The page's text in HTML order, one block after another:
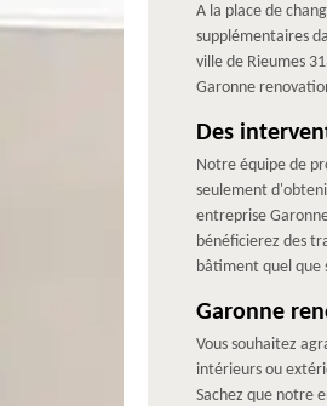
A la place de
supplémentaires
ville de Rieumes
Garonne
Des
Notre équipe de
seulement
entreprise
bénéficierez des
bâtiment quel que
Garonne
Vous souhaitez
intérieurs ou
Sachez que notre